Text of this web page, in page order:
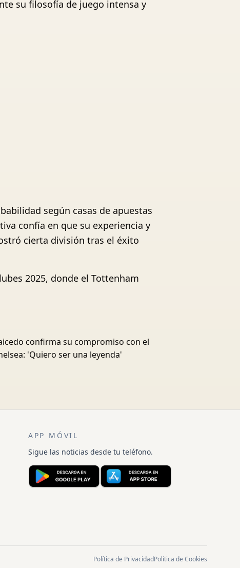
su filosofía de juego intensa y
según casas de apuestas
confía en que su experiencia y
cierta división tras el éxito
2025, donde el Tottenham
confirma su compromiso con el
'Quiero ser una leyenda'
APP MÓVIL
Sigue las noticias desde tu teléfono.
Política de PrivacidadPolítica de Cookies